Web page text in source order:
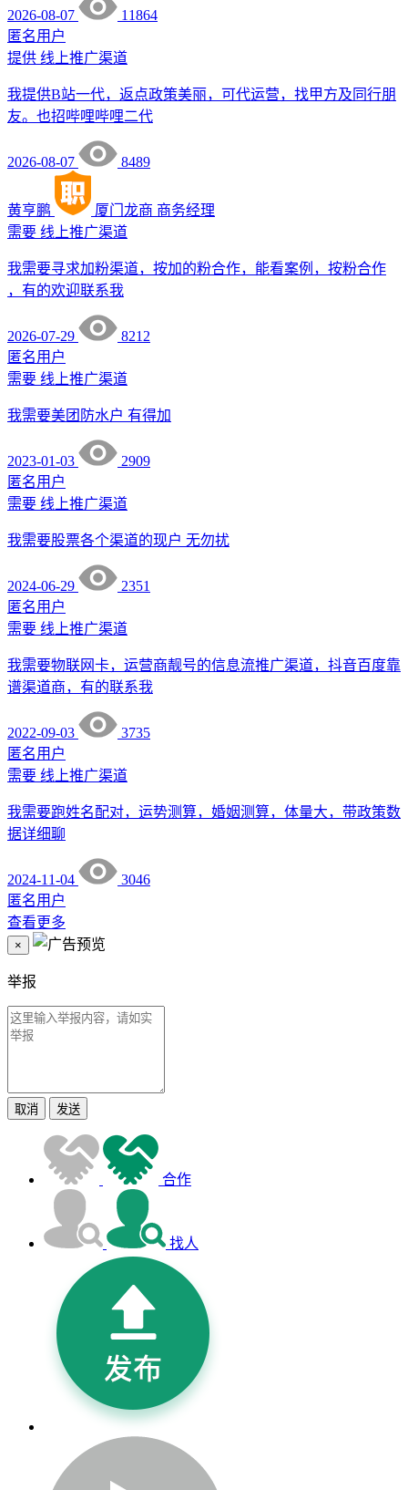
2026-08-07
11864
匿名用户
提供 线上推广渠道
我提供B站一代，返点政策美丽，可代运营，找甲方及同行朋
友。也招哔哩哔哩二代
2026-08-07 8489
黄亨鹏 厦门龙商 商务经理
需要 线上推广渠道
我需要寻求加粉渠道，按加的粉合作，能看案例，按粉合作
，有的欢迎联系我
2026-07-29
8212
匿名用户
需要 线上推广渠道
我需要美团防水户 有得加
2023-01-03
2909
匿名用户
需要 线上推广渠道
我需要股票各个渠道的现户 无勿扰
2024-06-29
2351
匿名用户
需要 线上推广渠道
我需要物联网卡，运营商靓号的信息流推广渠道，抖音百度靠
谱渠道商，有的联系我
2022-09-03
3735
匿名用户
需要 线上推广渠道
我需要跑姓名配对，运势测算，婚姻测算，体量大，带政策数
据详细聊
2024-11-04
3046
匿名用户
查看更多
×
举报
取消 发送
合作
找人